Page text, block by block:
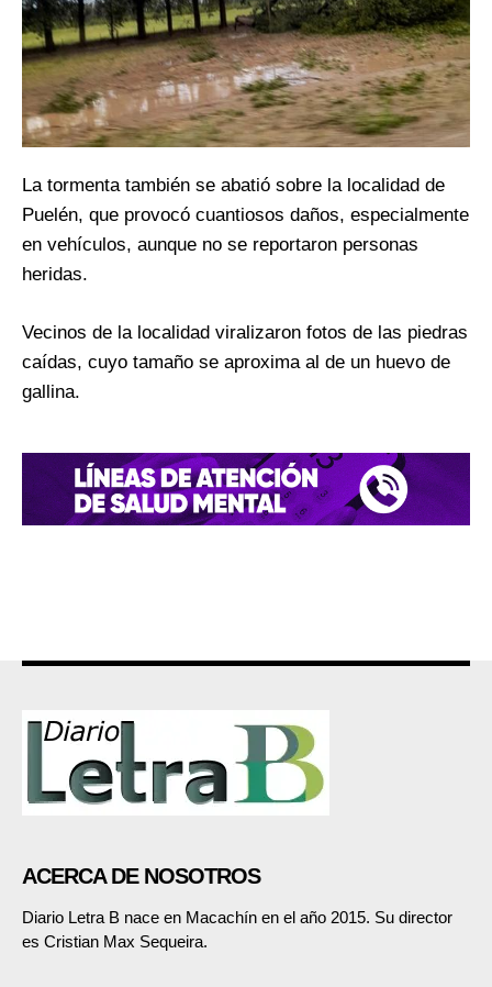
La tormenta también se abatió sobre la localidad de
Puelén, que provocó cuantiosos daños, especialmente
en vehículos, aunque no se reportaron personas
heridas.
Vecinos de la localidad viralizaron fotos de las piedras
caídas, cuyo tamaño se aproxima al de un huevo de
gallina.
ACERCA DE NOSOTROS
Diario Letra B nace en Macachín en el año 2015. Su director
es Cristian Max Sequeira.